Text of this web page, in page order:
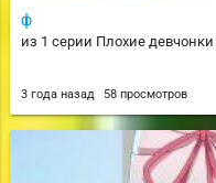
ф
из 1 серии Плохие
3 года назад 58 просмотров